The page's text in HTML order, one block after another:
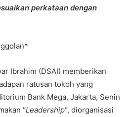
perkataan dengan
Ibrahim (DSAI) memberikan
ratusan tokoh yang
Bank Mega, Jakarta, Senin
“Leadership“, diorganisasi